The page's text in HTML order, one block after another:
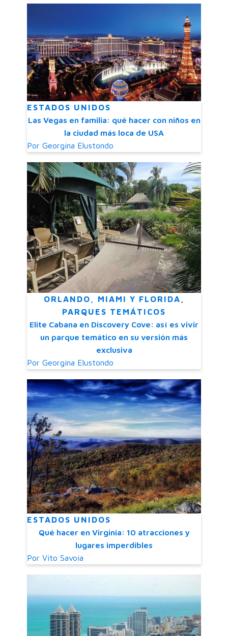
ESTADOS UNIDOS
Las Vegas en familia: qué hacer con niños en
la ciudad más loca de USA
Por Georgina Elustondo
ORLANDO, MIAMI Y FLORIDA
PARQUES TEMÁTICOS
Elite Cabana en Discovery Cove: así es vivir
un parque temático en su versión más
exclusiva
Por Georgina Elustondo
ESTADOS UNIDOS
Qué hacer en Virginia: 10 atracciones y
lugares imperdibles
Por Vito Savoia